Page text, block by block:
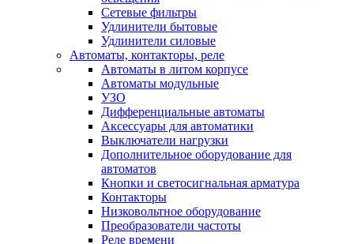
Сетевые фильтры
Удлинители бытовые
Удлинители силовые
Автоматы, контакторы, реле
Автоматы в литом корпусе
Автоматы модульные
УЗО
Дифференциальные автоматы
Аксессуары для автоматики
Выключатели нагрузки
Дополнительное оборудование для
автоматов
Кнопки и светосигнальная арматура
Контакторы
Низковольтное оборудование
Преобразователи частоты
Реле времени